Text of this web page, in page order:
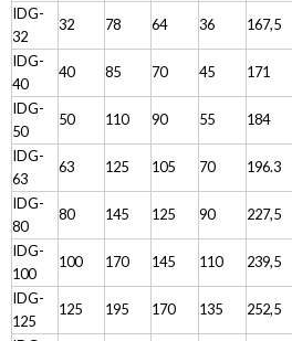
IDG-
32
32 78 64 36 167,5
IDG-
40
40 85 70 45 171
IDG-
50
50 110 90 55 184
IDG-
63
63 125 105 70 196.3
IDG-
80
80 145 125 90 227,5
IDG-
100
100 170 145 110 239,5
IDG-
125
125 195 170 135 252,5